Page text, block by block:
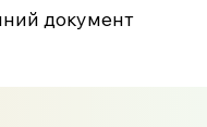
документ